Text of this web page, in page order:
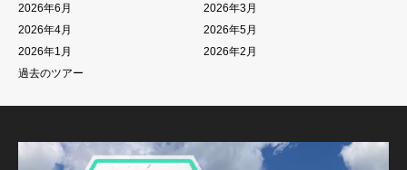
2026年6月
2026年3月
2026年4月
2026年5月
2026年1月
2026年2月
過去のツアー